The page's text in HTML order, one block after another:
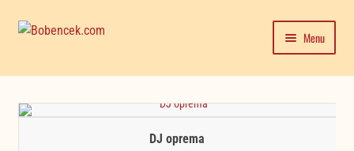
Skip
Skip
Menu
Domača stran
Moj račun
DJ oprema